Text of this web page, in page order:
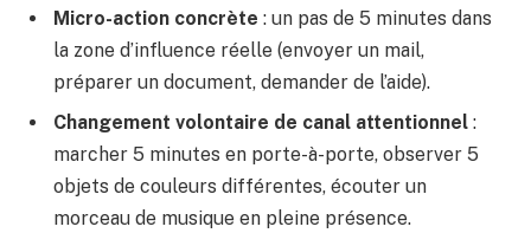
Micro-action concrète : un pas de 5 minutes dans
la zone d’influence réelle (envoyer un mail,
préparer un document, demander de l’aide).
Changement volontaire de canal attentionnel :
marcher 5 minutes en porte-à-porte, observer 5
objets de couleurs différentes, écouter un
morceau de musique en pleine présence.